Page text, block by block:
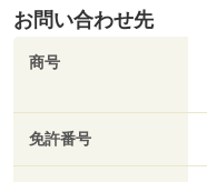
お問い合わせ先
商号
免許番号